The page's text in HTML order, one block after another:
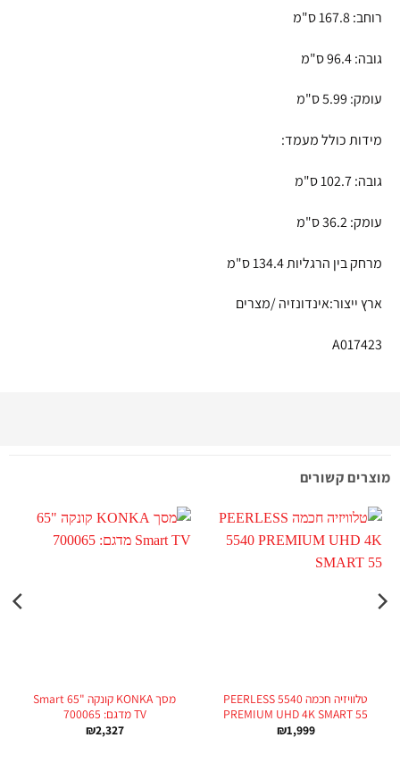
רוחב: 167.8 ס"מ
גובה: 96.4 ס"מ
עומק: 5.99 ס"מ
מידות כולל מעמד:
גובה: 102.7 ס"מ
עומק: 36.2 ס"מ
מרחק בין הרגליות 134.4 ס"מ
ארץ ייצור:אינדונזיה /מצרים
A017423
מוצרים קשורים
טלוויזיה חכמה PEERLESS 5540
PREMIUM UHD 4K SMART 55
₪1,999
מסך KONKA קונקה "65 Smart
TV מדגם: 700065
₪2,327